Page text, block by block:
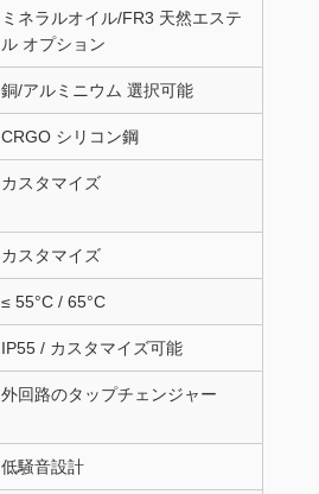
ミネラルオイル/FR3 天然エステ
ル オプション
銅/アルミニウム 選択可能
CRGO シリコン鋼
カスタマイズ
カスタマイズ
≤ 55°C / 65°C
IP55 / カスタマイズ可能
外回路のタップチェンジャー
低騒音設計